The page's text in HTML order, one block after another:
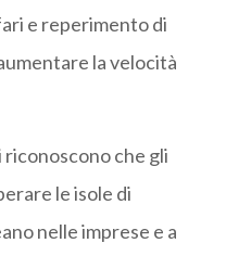
e reperimento di
la velocità
riconoscono che gli
le isole di
nelle imprese e a